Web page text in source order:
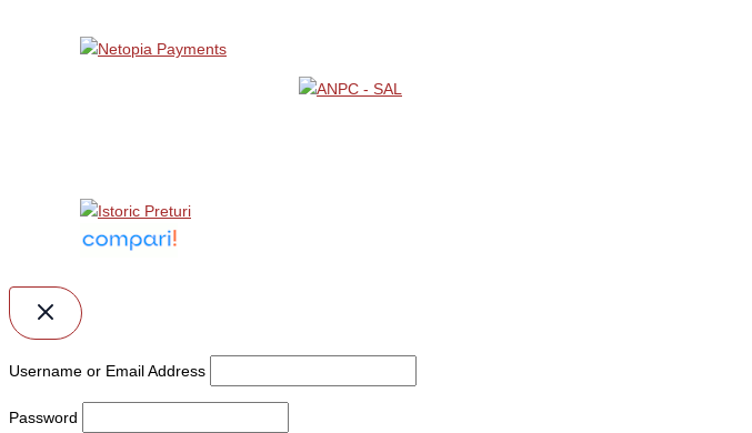
Username or Email Address
Password